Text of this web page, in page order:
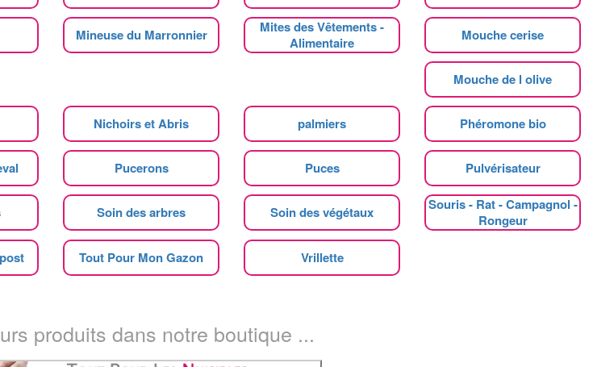
Mineuse du Marronnier
Mites des Vêtements -
Alimentaire
Mouche cerise
Mouche de l olive
Nichoirs et Abris palmiers Phéromone bio
Pucerons Puces Pulvérisateur
Soin des arbres Soin des végétaux
Souris - Rat - Campagnol -
Rongeur
Tout Pour Mon Gazon Vrillette
produits dans notre boutique ...